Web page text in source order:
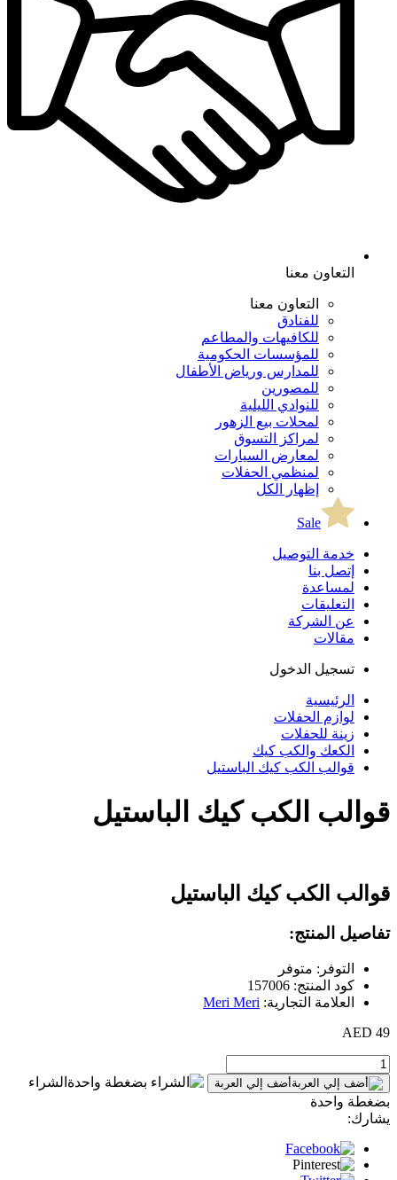
التعاون معنا
التعاون معنا
للفنادق
للكافيهات والمطاعم
للمؤسسات الحكومية
للمدارس ورياض الأطفال
للمصورين
للنوادي الليلية
لمحلات بيع الزهور
لمراكز التسوق
لمعارض السيارات
لمنظمي الحفلات
إظهار الكل
Sale
خدمة التوصيل
إتصل بنا
لمساعدة
التعليقات
عن الشركة
مقالات
تسجيل الدخول
الرئيسية
لوازم الحفلات
زينة للحفلات
الكعك والكب كيك
قوالب الكب كيك الباستيل
قوالب الكب كيك الباستيل
قوالب الكب كيك الباستيل
تفاصيل المنتج:
التوفر: متوفر
كود المنتج: 157006
العلامة التجارية: Meri Meri
49 AED
أضف إلي العربة
الشراء
بضغطة واحدة
يشارك: